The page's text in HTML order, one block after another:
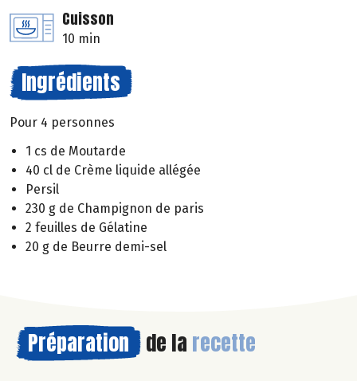
Cuisson
10 min
Ingrédients
Pour 4 personnes
1 cs de Moutarde
40 cl de Crème liquide allégée
Persil
230 g de Champignon de paris
2 feuilles de Gélatine
20 g de Beurre demi-sel
Préparation de la recette